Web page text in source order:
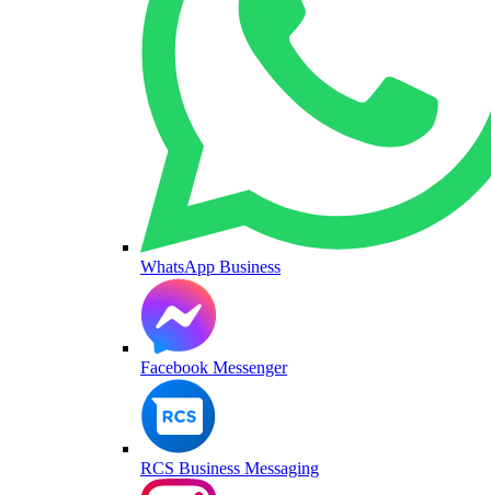
WhatsApp Business
Facebook Messenger
RCS Business Messaging